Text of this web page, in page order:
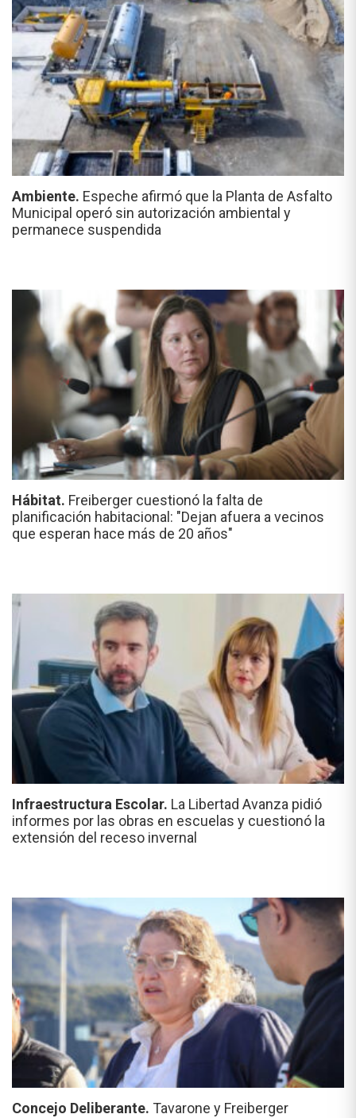
Ambiente. Espeche afirmó que la Planta de Asfalto
Municipal operó sin autorización ambiental y
permanece suspendida
Hábitat. Freiberger cuestionó la falta de
planificación habitacional: "Dejan afuera a vecinos
que esperan hace más de 20 años"
Infraestructura Escolar. La Libertad Avanza pidió
informes por las obras en escuelas y cuestionó la
extensión del receso invernal
Concejo Deliberante. Tavarone y Freiberger